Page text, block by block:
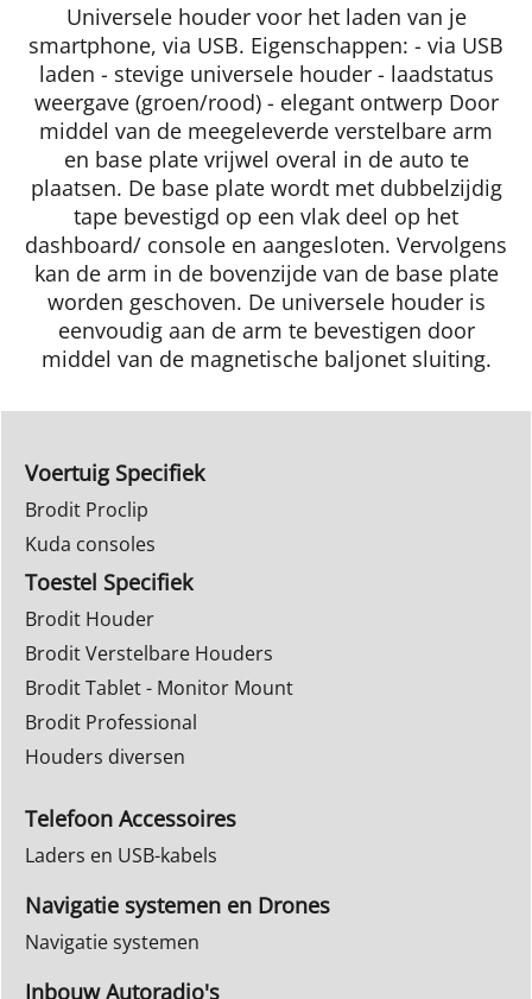
Universele houder voor het laden van je
smartphone, via USB. Eigenschappen: - via USB
laden - stevige universele houder - laadstatus
weergave (groen/rood) - elegant ontwerp Door
middel van de meegeleverde verstelbare arm
en base plate vrijwel overal in de auto te
plaatsen. De base plate wordt met dubbelzijdig
tape bevestigd op een vlak deel op het
dashboard/ console en aangesloten. Vervolgens
kan de arm in de bovenzijde van de base plate
worden geschoven. De universele houder is
eenvoudig aan de arm te bevestigen door
middel van de magnetische baljonet sluiting.
Voertuig Specifiek
Brodit Proclip
Kuda consoles
Toestel Specifiek
Brodit Houder
Brodit Verstelbare Houders
Brodit Tablet - Monitor Mount
Brodit Professional
Houders diversen
Telefoon Accessoires
Laders en USB-kabels
Navigatie systemen en Drones
Navigatie systemen
Inbouw Autoradio's